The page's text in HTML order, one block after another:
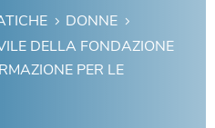
DONNE
DELLA FONDAZIONE
PER LE